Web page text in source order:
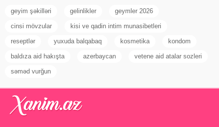
geyim şəkilləri gelinlikler geymler 2026
cinsi mövzular kisi ve qadin intim munasibetleri
reseptlər yuxuda balqabaq kosmetika kondom
baldıza aid hakışta azerbaycan vetene aid atalar sozleri
səməd vurğun